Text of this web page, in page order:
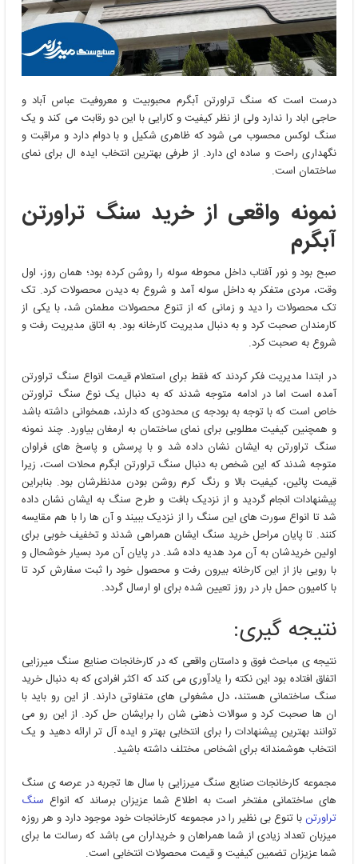
درست است که سنگ تراورتن آبگرم محبوبیت و معروفیت عباس آباد و
حاجی اباد را ندارد ولی از نظر کیفیت و کارایی با این دو رقابت می کند و یک
سنگ لوکس محسوب می شود که ظاهری شکیل و با دوام دارد و مراقبت و
نگهداری راحت و ساده ای دارد. از طرفی بهترین انتخاب ایده ال برای نمای
ساختمان است.
نمونه واقعی از خرید سنگ تراورتن
آبگرم
صبح بود و نور آفتاب داخل محوطه سوله را روشن کرده بود؛ همان روز، اول
وقت، مردی متفکر به داخل سوله آمد و شروع به دیدن محصولات کرد. تک
تک محصولات را دید و زمانی که از تنوع محصولات مطمئن شد، با یکی از
کارمندان صحبت کرد و به دنبال مدیریت کارخانه بود. به اتاق مدیریت رفت و
شروع به صحبت کرد.
در ابتدا مدیریت فکر کردند که فقط برای استعلام قیمت انواع سنگ تراورتن
آمده است اما در ادامه متوجه شدند که به دنبال یک نوع سنگ تراورتن
خاص است که با توجه به بودجه ی محدودی که دارند، همخوانی داشته باشد
و همچنین کیفیت مطلوبی برای نمای ساختمان به ارمغان بیاورد. چند نمونه
سنگ تراورتن به ایشان نشان داده شد و با پرسش و پاسخ های فراوان
متوجه شدند که این شخص به دنبال سنگ تراورتن ابگرم محلات است، زیرا
قیمت پائین، کیفیت بالا و رنگ کرم روشن بودن مدنظرشان بود. بنابراین
پیشنهادات انجام گردید و از نزدیک بافت و طرح سنگ به ایشان نشان داده
شد تا انواع سورت های این سنگ را از نزدیک ببیند و آن ها را با هم مقایسه
کنند. تا پایان مراحل خرید سنگ ایشان همراهی شدند و تخفیف خوبی برای
اولین خریدشان به آن مرد هدیه داده شد. در پایان آن مرد بسیار خوشحال و
با رویی باز از این کارخانه بیرون رفت و محصول خود را ثبت سفارش کرد تا
با کامیون حمل بار در روز تعیین شده برای او ارسال گردد.
نتیجه گیری:
نتیجه ی مباحث فوق و داستان واقعی که در کارخانجات صنایع سنگ میرزایی
اتفاق افتاده بود این نکته را یادآوری می کند که اکثر افرادی که به دنبال خرید
سنگ ساختمانی هستند، دل مشغولی های متفاوتی دارند. از این رو باید با
ان ها صحبت کرد و سوالات ذهنی شان را برایشان حل کرد. از این رو می
توانند بهترین پیشنهادات را برای انتخابی بهتر و ایده آل تر ارائه دهید و یک
انتخاب هوشمندانه برای اشخاص مختلف داشته باشید.
مجموعه کارخانجات صنایع سنگ میرزایی با سال ها تجربه در عرصه ی سنگ
های ساختمانی مفتخر است به اطلاع شما عزیزان برساند که انواع سنگ
تراورتنبا تنوع بی نظیر را در مجموعه کارخانجات خود موجود دارد و هر روزه
میزبان تعداد زیادی از شما همراهان و خریداران می باشد که رسالت ما برای
شما عزیزان تضمین کیفیت و قیمت محصولات انتخابی است.